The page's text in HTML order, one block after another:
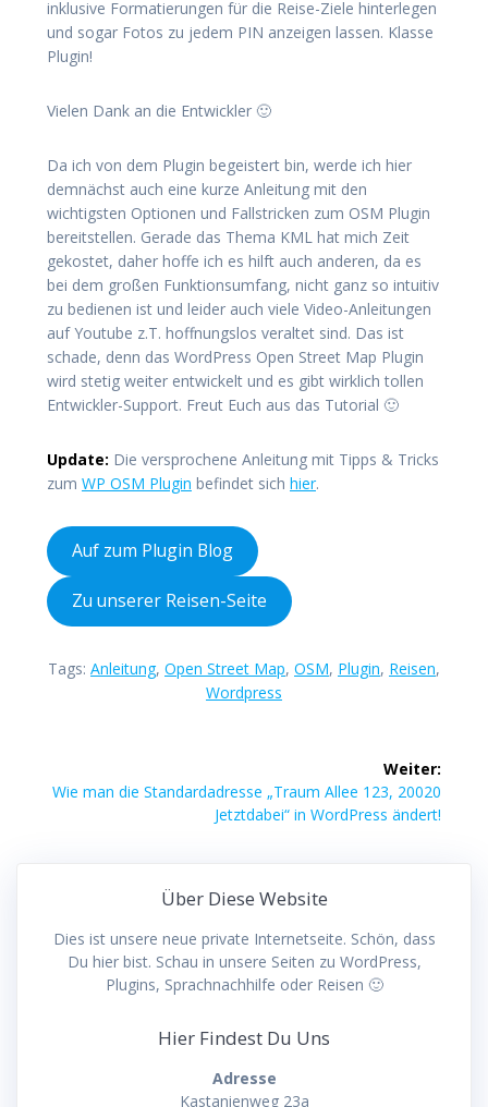
inklusive Formatierungen für die Reise-Ziele hinterlegen
und sogar Fotos zu jedem PIN anzeigen lassen. Klasse
Plugin!
Vielen Dank an die Entwickler 🙂
Da ich von dem Plugin begeistert bin, werde ich hier
demnächst auch eine kurze Anleitung mit den
wichtigsten Optionen und Fallstricken zum OSM Plugin
bereitstellen. Gerade das Thema KML hat mich Zeit
gekostet, daher hoffe ich es hilft auch anderen, da es
bei dem großen Funktionsumfang, nicht ganz so intuitiv
zu bedienen ist und leider auch viele Video-Anleitungen
auf Youtube z.T. hoffnungslos veraltet sind. Das ist
schade, denn das WordPress Open Street Map Plugin
wird stetig weiter entwickelt und es gibt wirklich tollen
Entwickler-Support. Freut Euch aus das Tutorial 🙂
Update: Die versprochene Anleitung mit Tipps & Tricks
zum WP OSM Plugin befindet sich hier.
Auf zum Plugin Blog
Zu unserer Reisen-Seite
Tags: Anleitung, Open Street Map, OSM, Plugin, Reisen,
Wordpress
Weiter:
Nächster
Wie man die Standardadresse „Traum Allee 123, 20020
Jetztdabei“ in WordPress ändert!
Über Diese Website
Dies ist unsere neue private Internetseite. Schön, dass
Du hier bist. Schau in unsere Seiten zu WordPress,
Plugins, Sprachnachhilfe oder Reisen 🙂
Hier Findest Du Uns
Adresse
Kastanienweg 23a